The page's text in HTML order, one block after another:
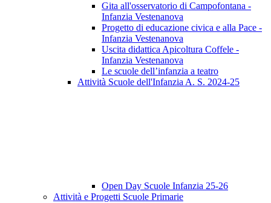
Gita all'osservatorio di Campofontana -
Infanzia Vestenanova
Progetto di educazione civica e alla Pace -
Infanzia Vestenanova
Uscita didattica Apicoltura Coffele -
Infanzia Vestenanova
Le scuole dell’infanzia a teatro
Attività Scuole dell'Infanzia A. S. 2024-25
Open Day Scuole Infanzia 25-26
Attività e Progetti Scuole Primarie